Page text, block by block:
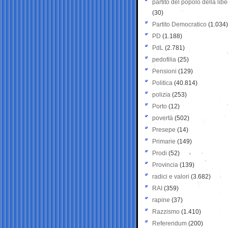
partito del popolo della
(30)
Partito Democratico (1.034)
PD (1.188)
PdL (2.781)
pedofilia (25)
Pensioni (129)
Politica (40.814)
polizia (253)
Porto (12)
povertà (502)
Presepe (14)
Primarie (149)
Prodi (52)
Provincia (139)
radici e valori (3.682)
RAI (359)
rapine (37)
Razzismo (1.410)
Referendum (200)